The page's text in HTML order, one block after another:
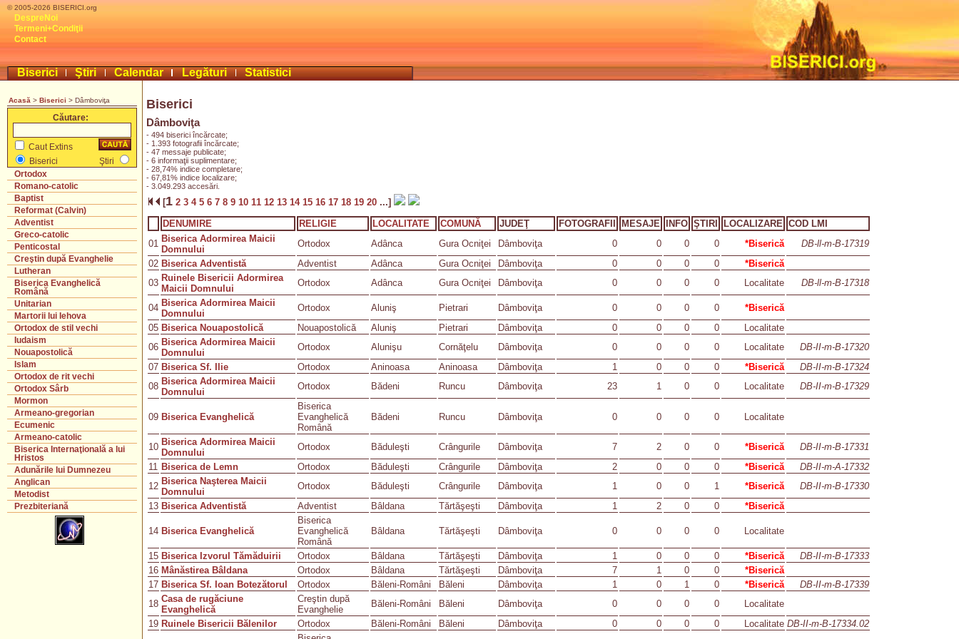
© 2005-2026 BISERICI.org
DespreNoi
Termeni+Condiţii
Contact
Biserici Ştiri Calendar Legături Statistici
Acasă > Biserici > Dâmboviţa
Căutare:
Caut Extins
Biserici
Ştiri
Ortodox
Romano-catolic
Baptist
Reformat (Calvin)
Adventist
Greco-catolic
Penticostal
Creştin după Evanghelie
Lutheran
Biserica Evanghelică
Română
Unitarian
Martorii lui Iehova
Ortodox de stil vechi
Iudaism
Nouapostolică
Islam
Ortodox de rit vechi
Ortodox Sârb
Mormon
Armeano-gregorian
Ecumenic
Armeano-catolic
Biserica Internaţională a lui
Hristos
Adunările lui Dumnezeu
Anglican
Metodist
Prezbiteriană
Biserici
Dâmboviţa
- 494 biserici încărcate;
- 1.393 fotografii încărcate;
- 47 messaje publicate;
- 6 informaţii suplimentare;
- 28,74% indice completare;
- 67,81% indice localizare;
- 3.049.293 accesări.
[1 2 3 4 5 6 7 8 9 10 11 12 13 14 15 16 17 18 19 20 ...]
DENUMIRE
RELIGIE LOCALITATE COMUNĂ JUDEŢ FOTOGRAFII MESAJE INFO ŞTIRI LOCALIZARE COD LMI
01 Biserica Adormirea Maicii
Domnului
Ortodox Adânca Gura Ocniţei Dâmboviţa 0 0 0 0 *Biserică
DB-ll-m-B-17319
02 Biserica Adventistă Adventist Adânca Gura Ocniţei Dâmboviţa 0 0 0 0
*Biserică
03 Ruinele Bisericii Adormirea
Maicii Domnului
Ortodox Adânca Gura Ocniţei Dâmboviţa 0 0 0 0 Localitate DB-ll-m-B-17318
04 Biserica Adormirea Maicii
Domnului
Ortodox Aluniş Pietrari Dâmboviţa 0 0 0 0
*Biserică
05 Biserica Nouapostolică Nouapostolică Aluniş Pietrari Dâmboviţa 0 0 0 0
Localitate
06 Biserica Adormirea Maicii
Domnului
Ortodox Alunişu Cornăţelu Dâmboviţa 0 0 0 0 Localitate
DB-II-m-B-17320
07 Biserica Sf. Ilie Ortodox Aninoasa Aninoasa Dâmboviţa 1 0 0 0 *Biserică
DB-II-m-B-17324
08 Biserica Adormirea Maicii
Domnului
Ortodox Bădeni Runcu Dâmboviţa 23 1 0 0 Localitate DB-II-m-B-17329
09 Biserica Evanghelică
Biserica
Evanghelică
Română
Bădeni Runcu Dâmboviţa 0 0 0 0 Localitate
10 Biserica Adormirea Maicii
Domnului
Ortodox Băduleşti Crângurile Dâmboviţa 7 2 0 0 *Biserică
DB-II-m-B-17331
11 Biserica de Lemn Ortodox Băduleşti Crângurile Dâmboviţa 2 0 0 0 *Biserică
DB-II-m-A-17332
12 Biserica Naşterea Maicii
Domnului
Ortodox Băduleşti Crângurile Dâmboviţa 1 0 0 1 *Biserică
DB-II-m-B-17330
13 Biserica Adventistă Adventist Bâldana Tărtăşeşti Dâmboviţa 1 2 0 0 *Biserică
14 Biserica Evanghelică
Biserica
Evanghelică
Română
Bâldana Tărtăşeşti Dâmboviţa 0 0 0 0 Localitate
15 Biserica Izvorul Tămăduirii Ortodox Bâldana Tărtăşeşti Dâmboviţa 1 0 0 0 *Biserică
DB-II-m-B-17333
16 Mânăstirea Bâldana Ortodox Bâldana Tărtăşeşti Dâmboviţa 7 1 0 0
*Biserică
17 Biserica Sf. Ioan Botezătorul Ortodox Băleni-Români Băleni Dâmboviţa 1 0 1 0 *Biserică
DB-II-m-B-17339
18 Casa de rugăciune
Evanghelică
Creştin după
Evanghelie
Băleni-Români Băleni Dâmboviţa 0 0 0 0
Localitate
19 Ruinele Bisericii Bălenilor Ortodox Băleni-Români Băleni Dâmboviţa 0 0 0 0 Localitate DB-II-m-B-17334.02